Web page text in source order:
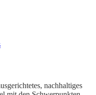
nachhaltiges